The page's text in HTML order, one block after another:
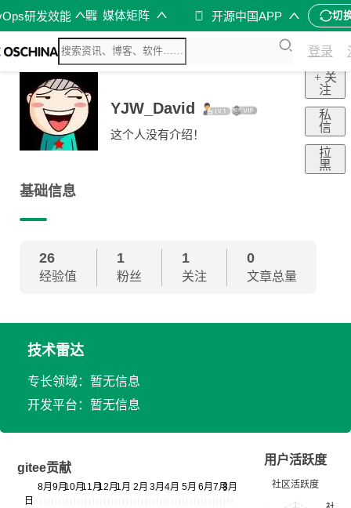
研发效能 媒体矩阵 开源中国APP 切
登录
YJW_David
这个人没有介绍！
+ 关
注
私
信
拉
黑
基础信息
26
经验值
1
粉丝
1
关注
0
文章总量
技术雷达
专长领域：暂无信息
开发平台：暂无信息
gitee贡献
用户活跃度